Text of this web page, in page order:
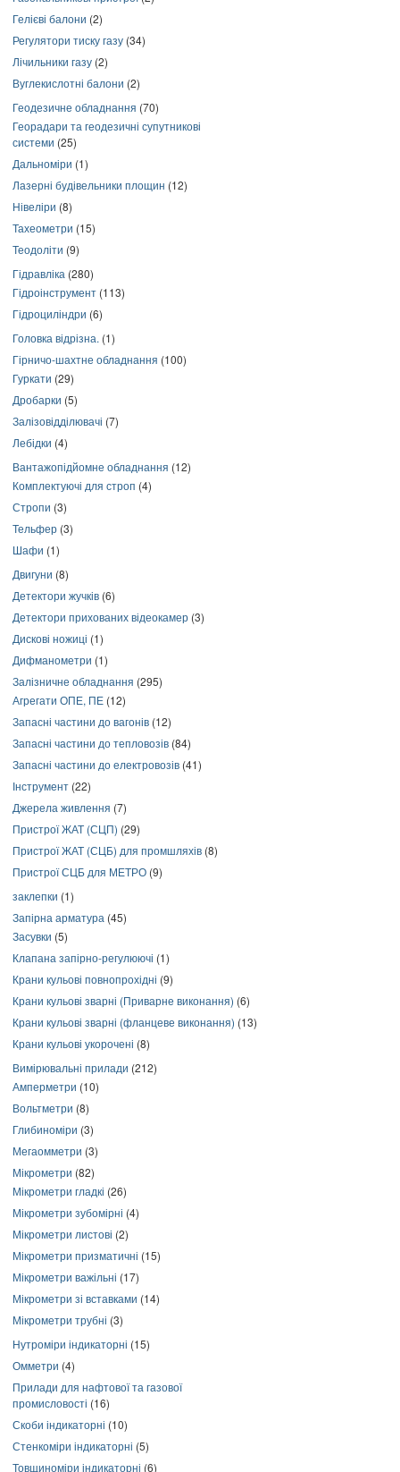
Гелієві балони (2)
Регулятори тиску газу (34)
Лічильники газу (2)
Вуглекислотні балони (2)
Геодезичне обладнання (70)
Георадари та геодезичні супутникові
системи (25)
Дальноміри (1)
Лазерні будівельники площин (12)
Нівеліри (8)
Тахеометри (15)
Теодоліти (9)
Гідравліка (280)
Гідроінструмент (113)
Гідроциліндри (6)
Головка відрізна. (1)
Гірничо-шахтне обладнання (100)
Гуркати (29)
Дробарки (5)
Залізовідділювачі (7)
Лебідки (4)
Вантажопідйомне обладнання (12)
Комплектуючі для строп (4)
Стропи (3)
Тельфер (3)
Шафи (1)
Двигуни (8)
Детектори жучків (6)
Детектори прихованих відеокамер (3)
Дискові ножиці (1)
Дифманометри (1)
Залізничне обладнання (295)
Агрегати ОПЕ, ПЕ (12)
Запасні частини до вагонів (12)
Запасні частини до тепловозів (84)
Запасні частини до електровозів (41)
Інструмент (22)
Джерела живлення (7)
Пристрої ЖАТ (СЦП) (29)
Пристрої ЖАТ (СЦБ) для промшляхів (8)
Пристрої СЦБ для МЕТРО (9)
заклепки (1)
Запірна арматура (45)
Засувки (5)
Клапана запірно-регулюючі (1)
Крани кульові повнопрохідні (9)
Крани кульові зварні (Приварне виконання) (6)
Крани кульові зварні (фланцеве виконання) (13)
Крани кульові укорочені (8)
Вимірювальні прилади (212)
Амперметри (10)
Вольтметри (8)
Глибиноміри (3)
Мегаомметри (3)
Мікрометри (82)
Мікрометри гладкі (26)
Мікрометри зубомірні (4)
Мікрометри листові (2)
Мікрометри призматичні (15)
Мікрометри важільні (17)
Мікрометри зі вставками (14)
Мікрометри трубні (3)
Нутроміри індикаторні (15)
Омметри (4)
Прилади для нафтової та газової
промисловості (16)
Скоби індикаторні (10)
Стенкоміри індикаторні (5)
Товщиноміри індикаторні (6)